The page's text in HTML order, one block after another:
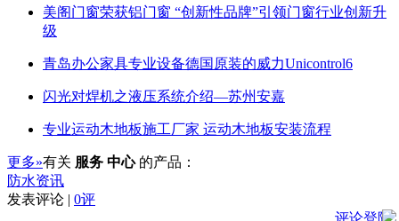
美阁门窗荣获铝门窗 “创新性品牌”引领门窗行业创新升
级
青岛办公家具专业设备德国原装的威力Unicontrol6
闪光对焊机之液压系统介绍—苏州安嘉
专业运动木地板施工厂家 运动木地板安装流程
更多»有关 服务 中心 的产品：
防水资讯
发表评论 | 0评
评论登陆